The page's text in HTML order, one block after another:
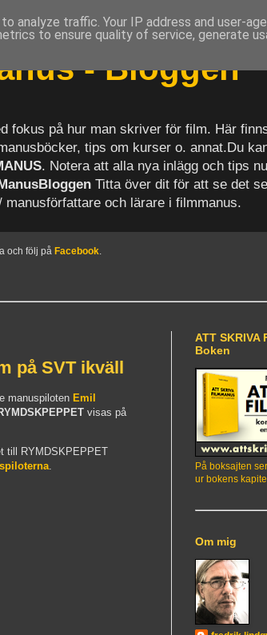
- Bloggen
fokus på hur man skriver för film. Här
tips om kurser o. annat.Du
. Notera att alla nya inlägg och tips
Titta över dit för att se det
och lärare i filmmanus.
och följ på Facebook.
på SVT ikväll
manuspiloten Emil
visas på
till RYMDSKPEPPET
.
ATT SKRIVA
Boken
På boksajten
ur bokens
Om mig
analyze traffic. Your IP address and user-
to ensure quality of service, generate